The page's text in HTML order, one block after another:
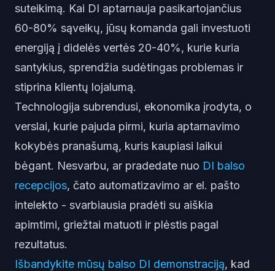
suteikimą. Kai DI aptarnauja pasikartojančius
60-80% sąveikų, jūsų komanda gali investuoti
energiją į didelės vertės 20-40%, kurie kuria
santykius, sprendžia sudėtingas problemas ir
stiprina klientų lojalumą.
Technologija subrendusi, ekonomika įrodyta, o
verslai, kurie pajuda pirmi, kuria aptarnavimo
kokybės pranašumą, kuris kaupiasi laikui
bėgant. Nesvarbu, ar pradedate nuo DI balso
recepcijos, čato automatizavimo ar el. pašto
intelekto - svarbiausia pradėti su aiškia
apimtimi, griežtai matuoti ir plėstis pagal
rezultatus.
Išbandykite mūsų balso DI demonstraciją, kad